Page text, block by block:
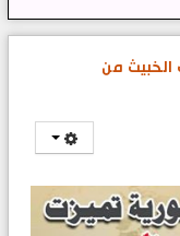
الخبيث من